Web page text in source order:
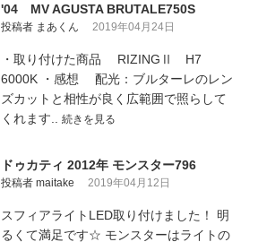
'04 MV AGUSTA BRUTALE750S
投稿者 まあくん 2019年04月24日
・取り付けた商品 RIZINGⅡ H7
6000K ・感想 配光：ブルターレのレン
ズカットと相性が良く広範囲で照らして
くれます.. 続きを見る
ドゥカティ 2012年 モンスター796
投稿者 maitake 2019年04月12日
スフィアライトLED取り付けました！ 明
るくて満足です☆ モンスターはライトの